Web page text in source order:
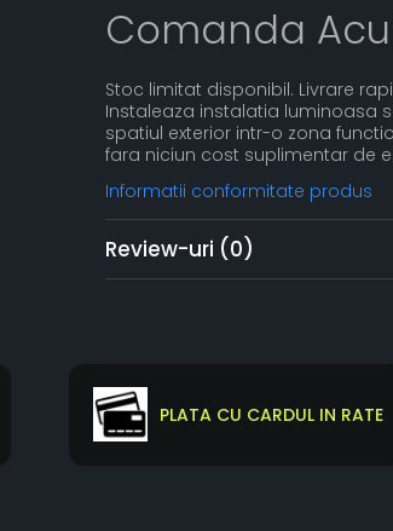
Comanda
Stoc limitat disponibil. Livrare
Instaleaza instalatia luminoasa
spatiul exterior intr-o zona
fara niciun cost suplimentar de
Informatii conformitate produs
Review-uri (0)
PLATA CU CARDUL IN RATE